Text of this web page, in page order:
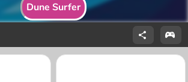
Dune Surfer